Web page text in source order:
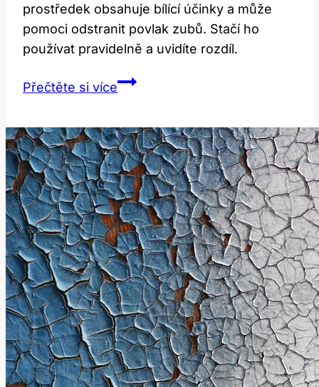
prostředek obsahuje bílící účinky a může
pomoci odstranit povlak zubů. Stačí ho
používat pravidelně a uvidíte rozdíl.
Přečtěte si víceBílé
mléko:
Nový
trend
v
bělení
zubů